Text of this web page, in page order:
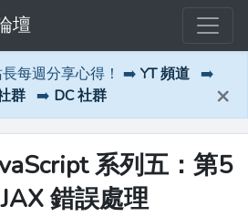
壇
每週分享心得！ ➡️ YT 頻道 ➡️
群 ➡️ DC 社群 ×
系列五：第5
錯誤處理